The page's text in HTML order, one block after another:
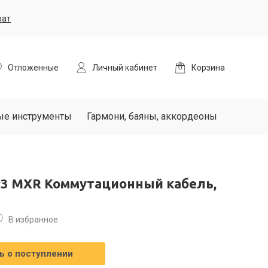
Отложенные Личный кабинет Корзина
инструменты Гармони, баяны, аккордеоны
MXR Коммутационный кабель,
В избранное
о поступлении